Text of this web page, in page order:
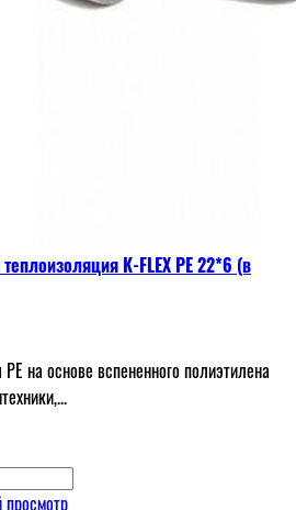
K-FLEX PE 22*6 (в
на основе вспененного полиэтилена